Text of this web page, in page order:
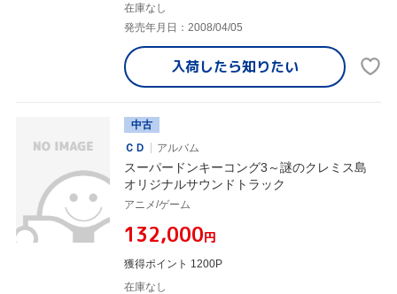
在庫なし
発売年月日：2008/04/05
入荷したら知りたい
中古
ＣＤ
アルバム
スーパードンキーコング3～謎のクレミス島
オリジナルサウンドトラック
アニメ/ゲーム
¥132,000円
獲得ポイント 1200P
在庫なし